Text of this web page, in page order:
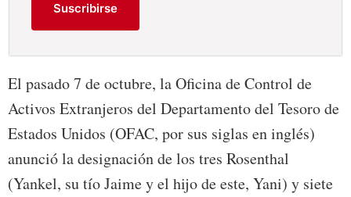
Suscribirse
El pasado 7 de octubre, la Oficina de Control de
Activos Extranjeros del Departamento del Tesoro de
Estados Unidos (OFAC, por sus siglas en inglés)
anunció la designación de los tres Rosenthal
(Yankel, su tío Jaime y el hijo de este, Yani) y siete